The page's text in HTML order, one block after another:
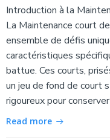
Introduction à la
La Maintenance court
ensemble de défis
caractéristiques
battue. Ces courts,
un jeu de fond de court
rigoureux pour
Read more